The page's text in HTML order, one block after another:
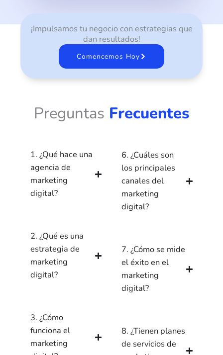
¡Impulsamos tu negocio con estrategias que
dan resultados!
Comencemos Hoy
Preguntas Frecuentes
1. ¿Qué hace una
agencia de
marketing
digital?
2. ¿Qué es una
estrategia de
marketing
digital?
3. ¿Cómo
funciona el
marketing
6. ¿Cuáles son
los principales
canales del
marketing
digital?
7. ¿Cómo se mide
el éxito en el
marketing
digital?
8. ¿Tienen planes
de servicios de